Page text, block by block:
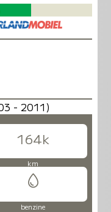
164k
km
benzine